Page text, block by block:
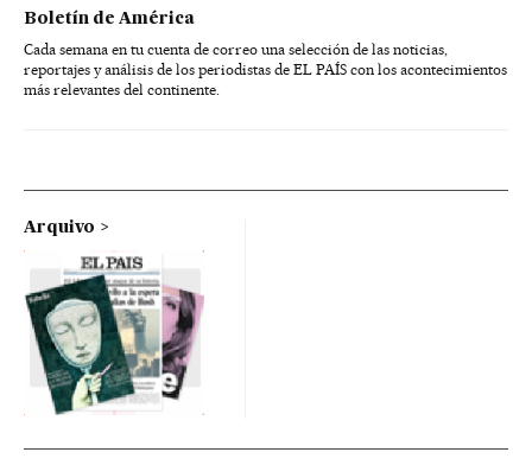
Boletín de América
Cada semana en tu cuenta de correo una selección de las noticias,
reportajes y análisis de los periodistas de EL PAÍS con los acontecimientos
más relevantes del continente.
Arquivo